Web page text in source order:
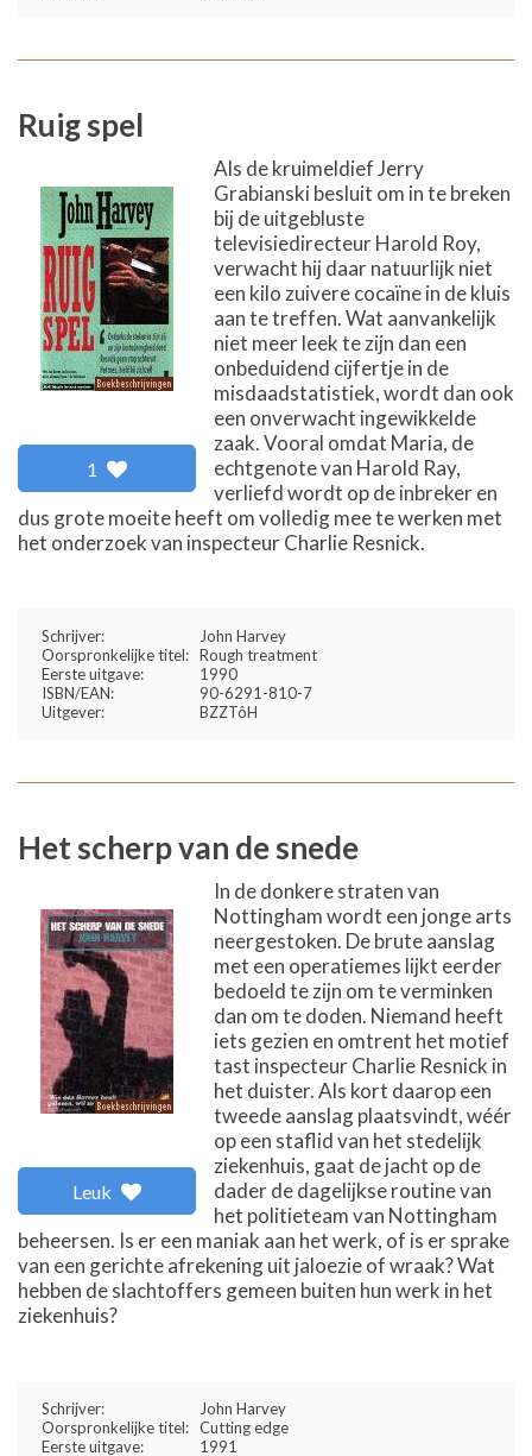
Ruig spel
1
Als de kruimeldief Jerry
Grabianski besluit om in te breken
bij de uitgebluste
televisiedirecteur Harold Roy,
verwacht hij daar natuurlijk niet
een kilo zuivere cocaïne in de kluis
aan te treffen. Wat aanvankelijk
niet meer leek te zijn dan een
onbeduidend cijfertje in de
misdaadstatistiek, wordt dan ook
een onverwacht ingewikkelde
zaak. Vooral omdat Maria, de
echtgenote van Harold Ray,
verliefd wordt op de inbreker en
dus grote moeite heeft om volledig mee te werken met
het onderzoek van inspecteur Charlie Resnick.
Schrijver:
John Harvey
Oorspronkelijke titel: Rough treatment
Eerste uitgave:
1990
ISBN/EAN:
90-6291-810-7
Uitgever:
BZZTôH
Het scherp van de snede
Leuk
In de donkere straten van
Nottingham wordt een jonge arts
neergestoken. De brute aanslag
met een operatiemes lijkt eerder
bedoeld te zijn om te verminken
dan om te doden. Niemand heeft
iets gezien en omtrent het motief
tast inspecteur Charlie Resnick in
het duister. Als kort daarop een
tweede aanslag plaatsvindt, wéér
op een staflid van het stedelijk
ziekenhuis, gaat de jacht op de
dader de dagelijkse routine van
het politieteam van Nottingham
beheersen. Is er een maniak aan het werk, of is er sprake
van een gerichte afrekening uit jaloezie of wraak? Wat
hebben de slachtoffers gemeen buiten hun werk in het
ziekenhuis?
Schrijver:
John Harvey
Oorspronkelijke titel: Cutting edge
Eerste uitgave:
1991